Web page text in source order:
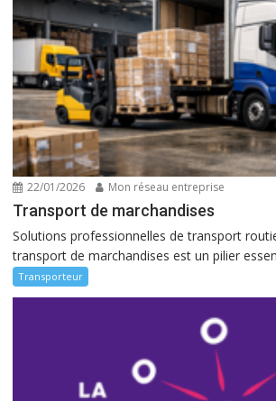
22/01/2026 Mon réseau entreprise
Transport de marchandises
Solutions professionnelles de transport
transport de marchandises est un pilier
Transporteur